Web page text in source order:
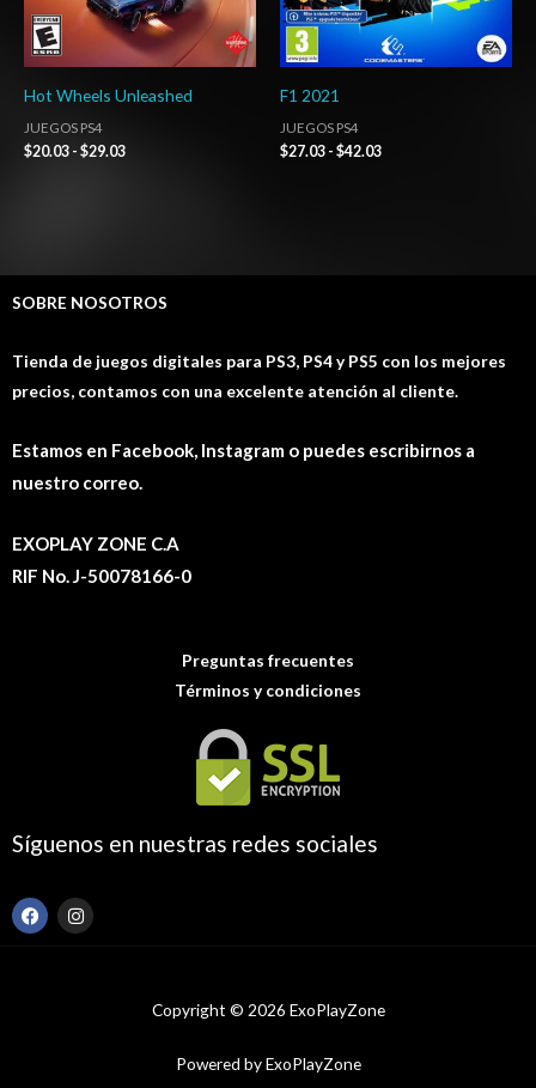
Hot Wheels Unleashed
JUEGOS PS4
$20.03 - $29.03
F1 2021
JUEGOS PS4
$27.03 - $42.03
SOBRE NOSOTROS
Tienda de juegos digitales para PS3, PS4 y PS5 con los mejores
precios, contamos con una excelente atención al cliente.
Estamos en Facebook, Instagram o puedes escribirnos a
nuestro correo.
EXOPLAY ZONE C.A
RIF No. J-50078166-0
Preguntas frecuentes
Términos y condiciones
Síguenos en nuestras redes sociales
F
a
I
n
Copyright © 2026 ExoPlayZone
Powered by ExoPlayZone